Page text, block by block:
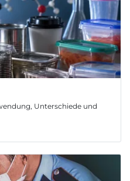
Unterschiede und